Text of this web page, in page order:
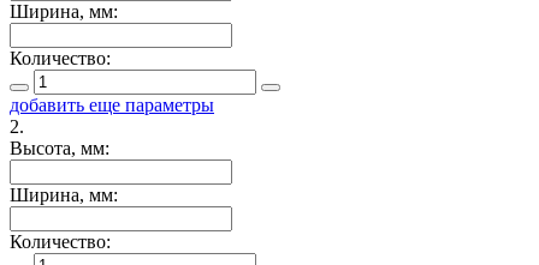
Ширина, мм:
Количество:
добавить еще параметры
2.
Высота, мм:
Ширина, мм:
Количество: